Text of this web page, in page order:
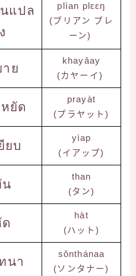
แปล
ง
plìan plɛɛŋ
(プリアン プレ
ーン)
ย
khayǎay
(カヤーイ)
ยัด
prayàt
(プラヤット)
ยบ
yìap
(イアップ)
than
(タン)
hàt
(ハット)
นา
sǒnthánaa
(ソンタナー)